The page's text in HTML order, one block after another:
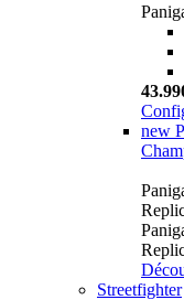
new
Streetfighter